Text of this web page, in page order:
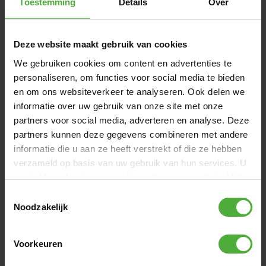
Toestemming Details Over
Deze website maakt gebruik van cookies
We gebruiken cookies om content en advertenties te
personaliseren, om functies voor social media te bieden
en om ons websiteverkeer te analyseren. Ook delen we
informatie over uw gebruik van onze site met onze
partners voor social media, adverteren en analyse. Deze
partners kunnen deze gegevens combineren met andere
informatie die u aan ze heeft verstrekt of die ze hebben
verzameld op basis van uw gebruik van hun services. U
gaat akkoord met onze cookies als u onze website blijft
Noodzakelijk
Voorkeuren
AFMETINGEN EN DETAILS
Leeftijd 2+ jaar
90 - 140 cm
Bekijk alle afmetingen en details
VAAK SAMEN GEKOCHT MET